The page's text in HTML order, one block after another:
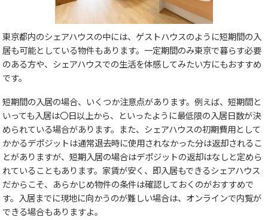
東京都内のシェアハウスの中には、ゲストハウスのように短期間の入
居も可能としている物件もあります。一定期間のみ東京で暮らす必要
のある方や、シェアハウスでの生活を体感してみたい方にもおすすめ
です。
短期間の入居の場合、いくつか注意点があります。例えば、短期間と
いっても入居は〇日以上から、といったように最低限の入居日数が決
められている場合があります。また、シェアハウスの初期費用として
かかるデポジットは通常退去時に使用されなかった分は返却されるこ
とがありますが、短期入居の場合はデポジットの返却はなしと定めら
れていることもあります。家賃が安く、即入居もできるシェアハウス
だからこそ、あらかじめ物件の条件は確認しておくのがおすすめで
す。入居までに現地に向かうのが難しい場合は、オンラインで内覧が
できる場合もありますよ。